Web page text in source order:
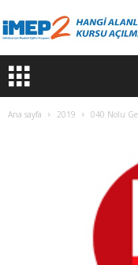
Ana sayfa 2019 040 Nolu